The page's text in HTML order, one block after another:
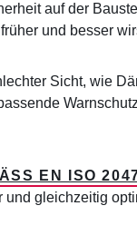
auf der
und besser
Sicht, wie
EN ISO
gleichzeitig